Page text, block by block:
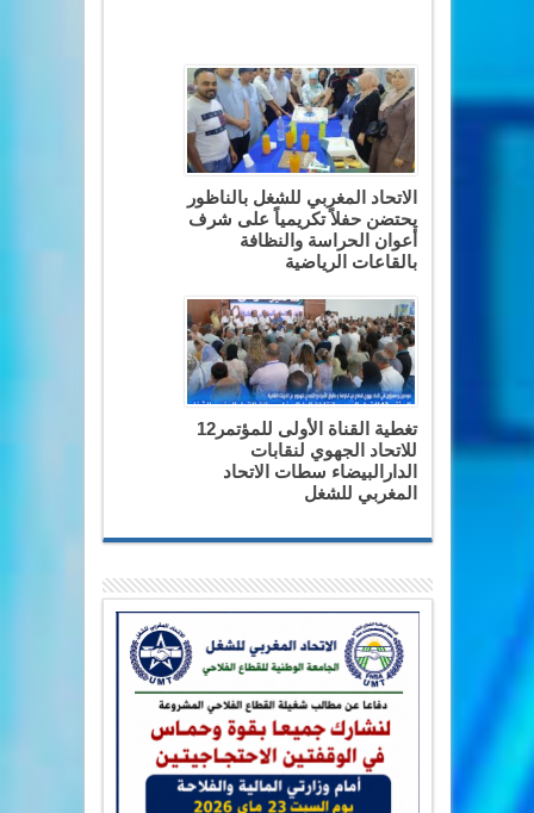
الاتحاد المغربي للشغل بالناظور
يحتضن حفلاً تكريمياً على شرف
أعوان الحراسة والنظافة
بالقاعات الرياضية
تغطية القناة الأولى للمؤتمر12
للاتحاد الجهوي لنقابات
الدارالبيضاء سطات الاتحاد
المغربي للشغل